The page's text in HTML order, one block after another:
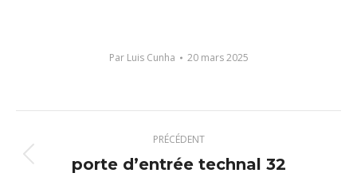
Par Luis Cunha 20 mars 2025
album
PRÉCÉDENT
Album
porte d’entrée technal 32